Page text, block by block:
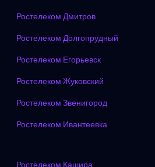
Ростелеком Дмитров
Ростелеком Долгопрудный
Ростелеком Егорьевск
Ростелеком Жуковский
Ростелеком Звенигород
Ростелеком Ивантеевка
Ростелеком Кашира